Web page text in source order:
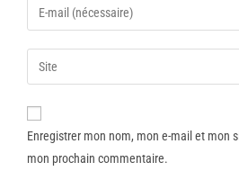
Enregistrer mon nom, mon e-mail et mon
mon prochain commentaire.